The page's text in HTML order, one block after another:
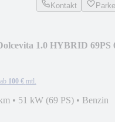
Kontakt
1.0 HYBRID 69PS
100 € mtl.
• 51 kW (69 PS) • Benzin